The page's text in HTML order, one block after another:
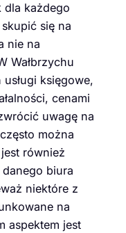
dla każdego
się na
nie na
Wałbrzychu
księgowe,
cenami
uwagę na
można
również
biura
niektóre z
na
aspektem jest